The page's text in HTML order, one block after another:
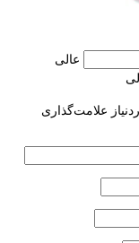
عالی
علامت‌گذاری